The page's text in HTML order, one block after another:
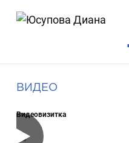
ВИДЕО
Видеовизитка